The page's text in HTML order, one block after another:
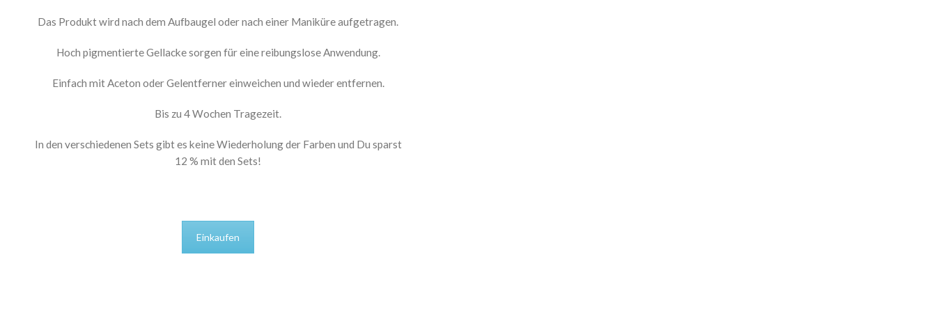
Das Produkt wird nach dem Aufbaugel oder nach einer Maniküre aufgetragen.
Hoch pigmentierte Gellacke sorgen für eine reibungslose Anwendung.
Einfach mit Aceton oder Gelentferner einweichen und wieder entfernen.
Bis zu 4 Wochen Tragezeit.
In den verschiedenen Sets gibt es keine Wiederholung der Farben und Du sparst
12 % mit den Sets!
Einkaufen